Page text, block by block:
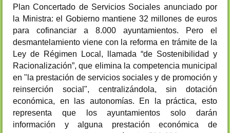
Plan Concertado de Servicios Sociales anunciado por
la Ministra: el Gobierno mantiene 32 millones de euros
para cofinanciar a 8.000 ayuntamientos. Pero el
desmantelamiento viene con la reforma en trámite de la
Ley de Régimen Local, llamada “de Sostenibilidad y
Racionalización”, que elimina la competencia municipal
en "la prestación de servicios sociales y de promoción y
reinserción social", centralizándola, sin dotación
económica, en las autonomías. En la práctica, esto
representa que los ayuntamientos solo darán
información y alguna prestación económica de